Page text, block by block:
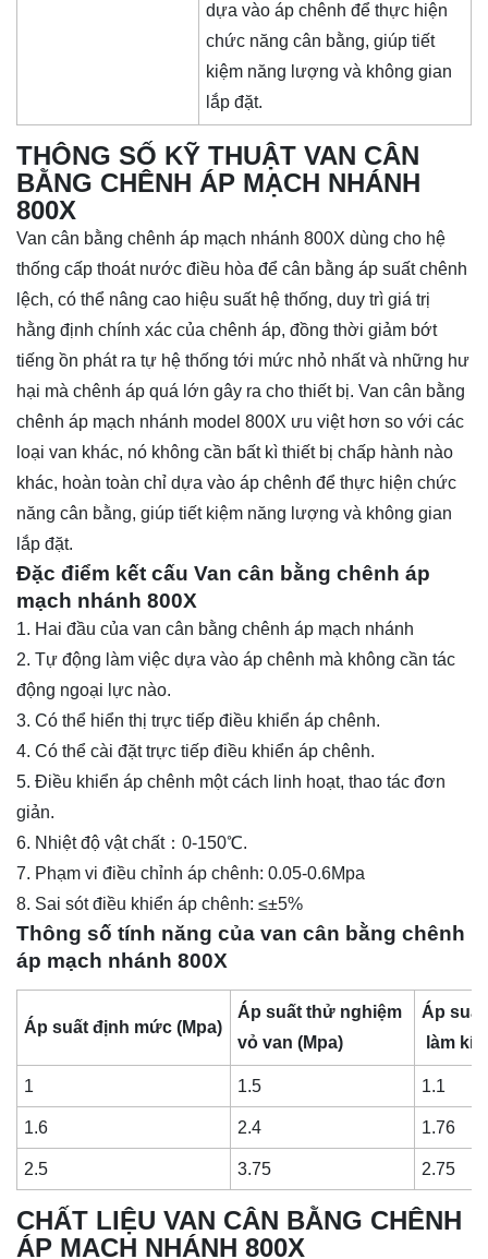
dựa vào áp chênh để thực hiện
chức năng cân bằng, giúp tiết
kiệm năng lượng và không gian
lắp đặt.
THÔNG SỐ KỸ THUẬT VAN CÂN
BẰNG CHÊNH ÁP MẠCH NHÁNH
800X
Van cân bằng chênh áp mạch nhánh 800X dùng cho hệ
thống cấp thoát nước điều hòa để cân bằng áp suất chênh
lệch, có thể nâng cao hiệu suất hệ thống, duy trì giá trị
hằng định chính xác của chênh áp, đồng thời giảm bớt
tiếng ồn phát ra tự hệ thống tới mức nhỏ nhất và những hư
hại mà chênh áp quá lớn gây ra cho thiết bị. Van cân bằng
chênh áp mạch nhánh model 800X ưu việt hơn so với các
loại van khác, nó không cần bất kì thiết bị chấp hành nào
khác, hoàn toàn chỉ dựa vào áp chênh để thực hiện chức
năng cân bằng, giúp tiết kiệm năng lượng và không gian
lắp đặt.
Đặc điểm kết cấu Van cân bằng chênh áp
mạch nhánh 800X
1. Hai đầu của van cân bằng chênh áp mạch nhánh
2. Tự động làm việc dựa vào áp chênh mà không cần tác
động ngoại lực nào.
3. Có thể hiển thị trực tiếp điều khiển áp chênh.
4. Có thể cài đặt trực tiếp điều khiển áp chênh.
5. Điều khiển áp chênh một cách linh hoạt, thao tác đơn
giản.
6. Nhiệt độ vật chất：0-150℃.
7. Phạm vi điều chỉnh áp chênh: 0.05-0.6Mpa
8. Sai sót điều khiển áp chênh: ≤±5%
Thông số tính năng của van cân bằng chênh
áp mạch nhánh 800X
Áp suất định mức (Mpa)
Áp suất thử nghiệm
vỏ van (Mpa)
Áp
làm
1 1.5 1.1
1.6 2.4 1.76
2.5 3.75 2.75
CHẤT LIỆU VAN CÂN BẰNG CHÊNH
ÁP MẠCH NHÁNH 800X